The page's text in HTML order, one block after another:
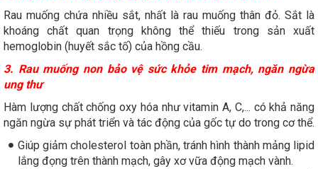
Rau muống chứa nhiều sắt, nhất là rau muống thân đỏ. Sắt là
khoáng chất quan trọng không thể thiếu trong sản xuất
hemoglobin (huyết sắc tố) của hồng cầu.
3. Rau muống non bảo vệ sức khỏe tim mạch, ngăn ngừa
ung thư
Hàm lượng chất chống oxy hóa như vitamin A, C,... có khả năng
ngăn ngừa sự phát triển và tác động của gốc tự do trong cơ thể.
Giúp giảm cholesterol toàn phần, tránh hình thành mảng lipid
lắng đọng trên thành mạch, gây xơ vữa động mạch vành.